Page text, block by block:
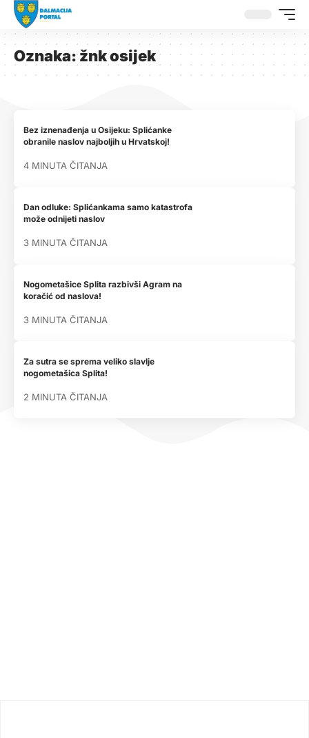
Oznaka:žnk osijek
Bez iznenađenja u Osijeku: Splićanke
obranile naslov najboljih u Hrvatskoj!
4 MINUTA ČITANJA
Dan odluke: Splićankama samo katastrofa
može odnijeti naslov
3 MINUTA ČITANJA
Nogometašice Splita razbivši Agram na
koračić od naslova!
3 MINUTA ČITANJA
Za sutra se sprema veliko slavlje
nogometašica Splita!
2 MINUTA ČITANJA